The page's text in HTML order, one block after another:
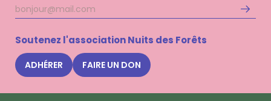
Adresse
mail
Soutenez l'association Nuits des Forêts
ADHÉRER FAIRE UN DON